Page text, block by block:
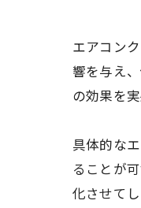
エアコン
響を与え
の効果を
具体的な
ることが
化させて